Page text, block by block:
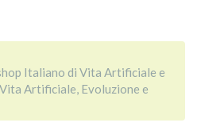
Italiano di Vita Artificiale e
Artificiale, Evoluzione e